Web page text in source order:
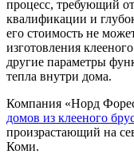
процесс, требующий
квалификации и
его стоимость не
изготовления
другие параметры
тепла внутри дома.
Компания «Норд
домов из клееного
произрастающий на
Коми.